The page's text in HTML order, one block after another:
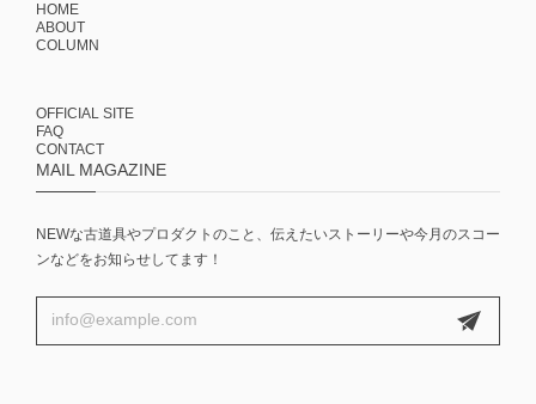
HOME
ABOUT
COLUMN
OFFICIAL SITE
FAQ
CONTACT
MAIL MAGAZINE
NEWな古道具やプロダクトのこと、伝えたいストーリーや今月のスコー
ンなどをお知らせしてます！